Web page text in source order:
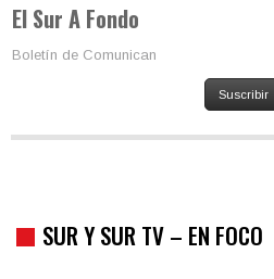
El Sur A Fondo
Boletín de Comunican
Suscribir
SUR Y SUR TV – EN FOCO